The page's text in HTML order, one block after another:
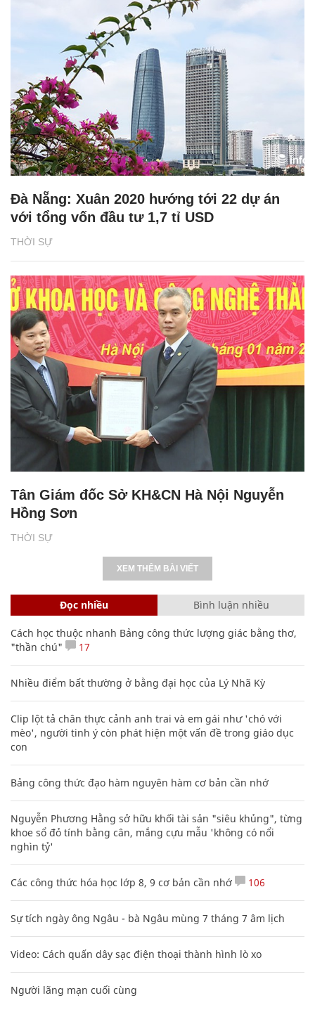
THỜI SỰ
Đà Nẵng: Xuân 2020 hướng tới 22 dự án
với tổng vốn đầu tư 1,7 tỉ USD
THỜI SỰ
Tân Giám đốc Sở KH&CN Hà Nội Nguyễn
Hồng Sơn
XEM THÊM BÀI VIẾT
Đọc nhiều Bình luận nhiều
Cách học thuộc nhanh Bảng công thức lượng giác bằng thơ,
"thần chú"
17
Nhiều điểm bất thường ở bằng đại học của Lý Nhã Kỳ
Clip lột tả chân thực cảnh anh trai và em gái như 'chó với
mèo', người tinh ý còn phát hiện một vấn đề trong giáo dục
con
Bảng công thức đạo hàm nguyên hàm cơ bản cần nhớ
Nguyễn Phương Hằng sở hữu khối tài sản "siêu khủng", từng
khoe sổ đỏ tính bằng cân, mắng cựu mẫu 'không có nổi
nghìn tỷ'
Các công thức hóa học lớp 8, 9 cơ bản cần nhớ 106
Sự tích ngày ông Ngâu - bà Ngâu mùng 7 tháng 7 âm lịch
Video: Cách quấn dây sạc điện thoại thành hình lò xo
Người lãng mạn cuối cùng